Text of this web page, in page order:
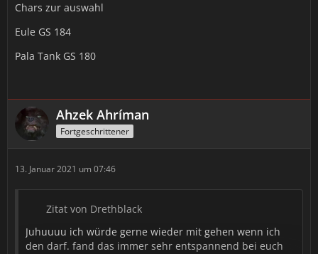
Chars zur auswahl
Eule GS 184
Pala Tank GS 180
Ahzek Ahríman
Fortgeschrittener
13. Januar 2021 um 07:46
Zitat von Drethblack
Juhuuuu ich würde gerne wieder mit gehen wenn ich
den darf. fand das immer sehr entspannend bei euch